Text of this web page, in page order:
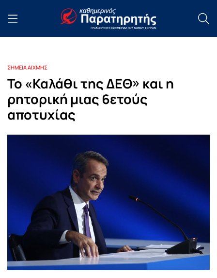
ΣΗΜΕΙΑ ΑΙΧΜΗΣ
Το «Καλάθι της ΔΕΘ» και η
ρητορική μιας 6ετούς
αποτυχίας